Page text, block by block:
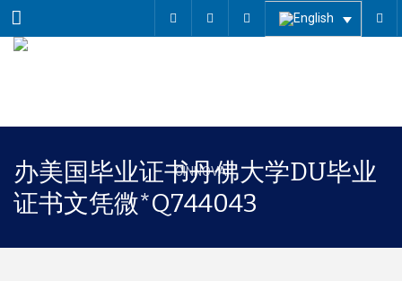
Menu
办美国毕业证书丹佛大学DU毕业
证书文凭微*Q744043